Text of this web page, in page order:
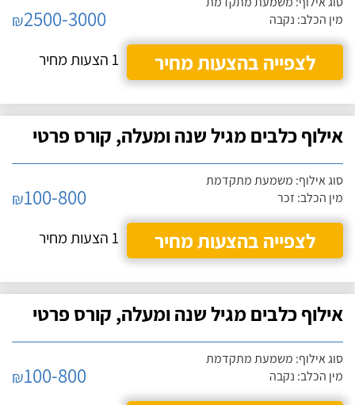
מין הכלב: נקבה
₪2500-3000
לצפייה בהצעות מחיר
1 הצעות מחיר
אילוף כלבים מגיל שנה ומעלה, קורס פרטי
סוג אילוף: משמעת מתקדמת
מין הכלב: זכר
₪100-800
לצפייה בהצעות מחיר
1 הצעות מחיר
אילוף כלבים מגיל שנה ומעלה, קורס פרטי
סוג אילוף: משמעת מתקדמת
מין הכלב: נקבה
₪100-800